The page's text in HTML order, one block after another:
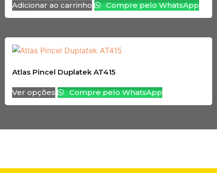
Adicionar ao carrinho Compre pelo WhatsApp
Atlas Pincel Duplatek AT415
Ver opções Compre pelo WhatsApp